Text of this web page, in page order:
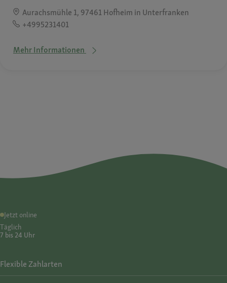
Aurachsmühle 1, 97461 Hofheim in Unterfranken
+4995231401
Mehr Informationen
Jetzt online
Täglich
7 bis 24 Uhr
Flexible Zahlarten